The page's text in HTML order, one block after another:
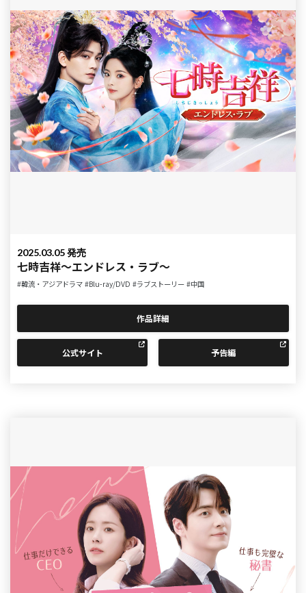
2025.03.05 発売
七時吉祥～エンドレス・ラブ～
#韓流・アジアドラマ #Blu-ray/DVD #ラブストーリー #中国
作品詳細
公式サイト 予告編